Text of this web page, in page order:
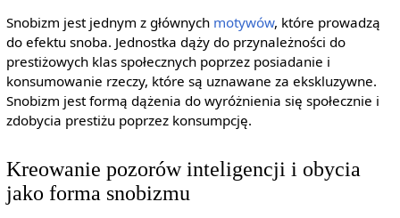
Snobizm jest jednym z głównych motywów, które prowadzą
do efektu snoba. Jednostka dąży do przynależności do
prestiżowych klas społecznych poprzez posiadanie i
konsumowanie rzeczy, które są uznawane za ekskluzywne.
Snobizm jest formą dążenia do wyróżnienia się społecznie i
zdobycia prestiżu poprzez konsumpcję.
Kreowanie pozorów inteligencji i obycia
jako forma snobizmu